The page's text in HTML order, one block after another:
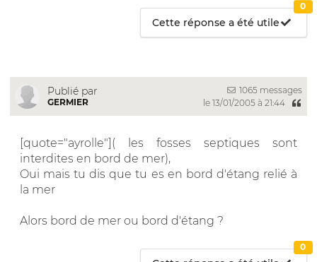
Cette réponse a été utile
0
Publié par
GERMIER
1065 messages
le 13/01/2005 à 21:44
[quote="ayrolle"]( les fosses septiques sont
interdites en bord de mer),
Oui mais tu dis que tu es en bord d'étang relié à
la mer
Alors bord de mer ou bord d'étang ?
0